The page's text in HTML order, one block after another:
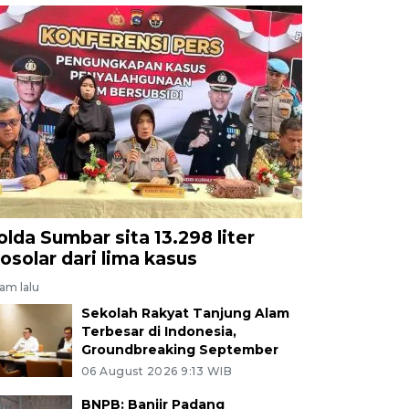
Sumbar sita 13.298 liter
dari lima kasus
lalu
Sekolah Rakyat Tanjung Alam
Terbesar di Indonesia,
Groundbreaking September
06 August 2026 9:13 WIB
BNPB: Banjir Padang